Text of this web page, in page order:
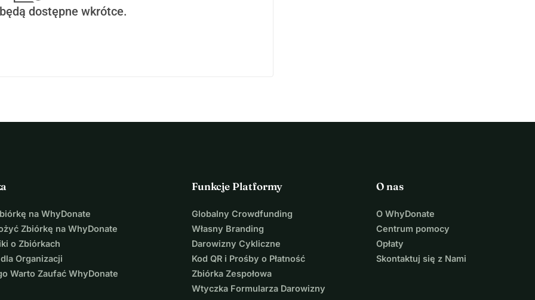
dostępne wkrótce.
na WhyDonate
Zbiórkę na WhyDonate
o Zbiórkach
Organizacji
Warto Zaufać WhyDonate
Funkcje Platformy
Globalny Crowdfunding
Własny Branding
Darowizny Cykliczne
Kod QR i Prośby o Płatność
Zbiórka Zespołowa
Wtyczka Formularza Darowizny
O nas
O WhyDonate
Centrum pomocy
Opłaty
Skontaktuj się z Nami